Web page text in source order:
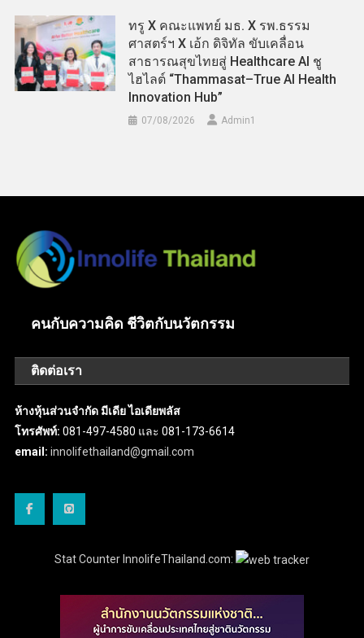
ทรู X คณะแพทย์ มธ. X รพ.ธรรม
ศาสตร์ฯ X เอ้ก ดิจิทัล ขับเคลื่อน
สาธารณสุขไทยสู่ Healthcare AI ชู
ไฮไลต์ “Thammasat–True AI Health
Innovation Hub”
07/08/2026 Admin​1
คนกับความคิด ชีวิตกับนวัตกรรม
ติดต่อเรา
ห้างหุ้นส่วนจำกัด มีเดีย ไอเดียพลัส
โทรศัพท์: 081-497-4580 และ 081-173-6614
email: innolifethailand@gmail.com
Stat Counter InnolifeThailand.com: